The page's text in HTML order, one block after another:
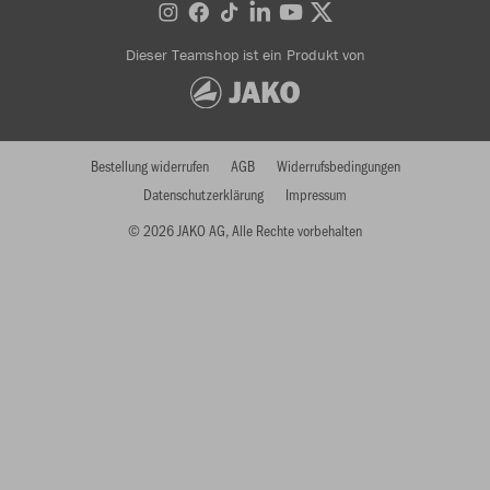
Dieser Teamshop ist ein Produkt von
© 2026 JAKO AG, Alle Rechte vorbehalten
Bestellung widerrufen AGB
Widerrufsbedingungen
Datenschutzerklärung
Impressum